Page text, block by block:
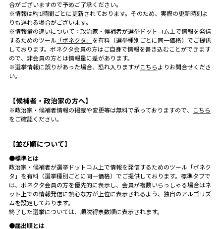
合がございますので予めご了承ください。
※情報は約1時間ごとに更新されております。そのため、実際の更新時刻よ
りも遅れる場合がございます。
※情報量の違いについて：政治家・候補者が選挙ドットコム上で情報を発信
するためのツール 「ボネクタ」 を有料（選挙種別ごとに同一価格）でご提供
しております。ボネクタ会員の方はご自身で情報を書き込むことができます
ので、非会員の方とは情報量に差があります。
※選挙情報に誤りがあった場合、恐れ入りますがこちら よりお問合せくださ
い。
【候補者・政治家の方へ】
※政治家・候補者情報の掲載や変更等は無料で承っておりますので、
こちら
をご確認ください。
【並び順について】
●標準とは
政治家・候補者が選挙ドットコム上で情報を発信するためのツール「ボネク
タ」を有料（選挙種別ごとに同一価格）でご提供しております。標準タブで
は、ボネクタ会員の方を優先的に表示し、会員が複数いらっしゃる場合はネ
ット上での情報発信に熱心な方が上位に表示されるよう、独自のアルゴリズ
ムを設定しております。
終了した選挙については、順次得票数順に表示されます。
●届出順とは